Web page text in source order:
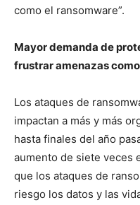
como el ransomware”.
Mayor demanda de
frustrar amenazas
Los ataques de
impactan a más y más
hasta finales del año
aumento de siete veces
que los ataques de
riesgo los datos y las